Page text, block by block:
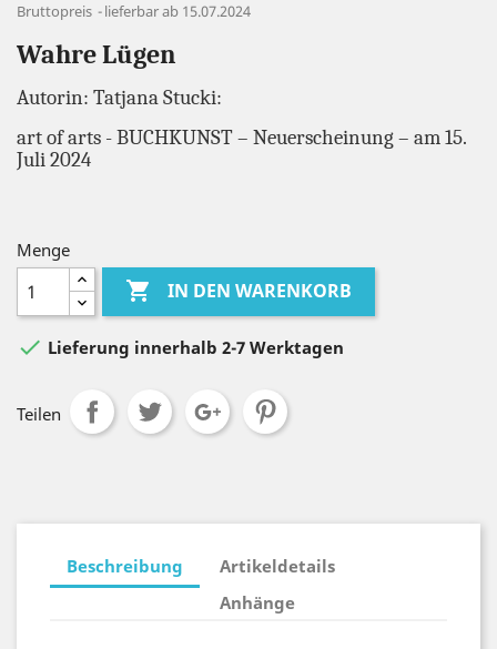
Bruttopreis lieferbar ab 15.07.2024
Wahre Lügen
Autorin: Tatjana Stucki:
art of arts - BUCHKUNST – Neuerscheinung – am 15.
Juli 2024
Menge
 IN DEN WARENKORB
 Lieferung innerhalb 2-7 Werktagen
Teilen
Beschreibung
Artikeldetails
Anhänge